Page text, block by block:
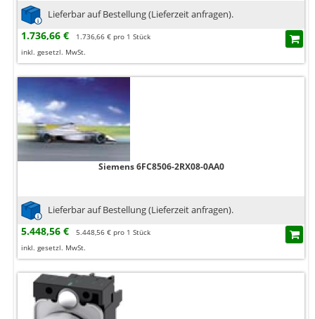
Lieferbar auf Bestellung (Lieferzeit anfragen).
1.736,66 €
1.736,66 € pro 1 Stück
inkl. gesetzl. MwSt.
Siemens 6FC8506-2RX08-0AA0
Lieferbar auf Bestellung (Lieferzeit anfragen).
5.448,56 €
5.448,56 € pro 1 Stück
inkl. gesetzl. MwSt.